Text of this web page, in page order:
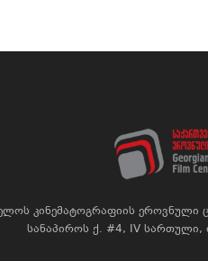
კინემატოგრაფიის ეროვნული
სანაპიროს ქ. #4, IV სართული,